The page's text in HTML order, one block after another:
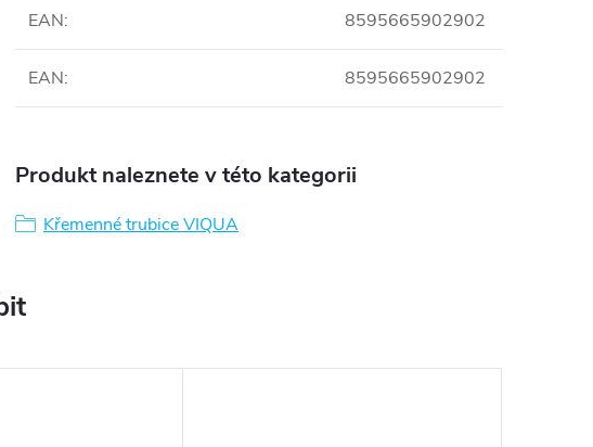
EAN: 8595665902902
EAN: 8595665902902
Produkt naleznete v této kategorii
Křemenné trubice VIQUA